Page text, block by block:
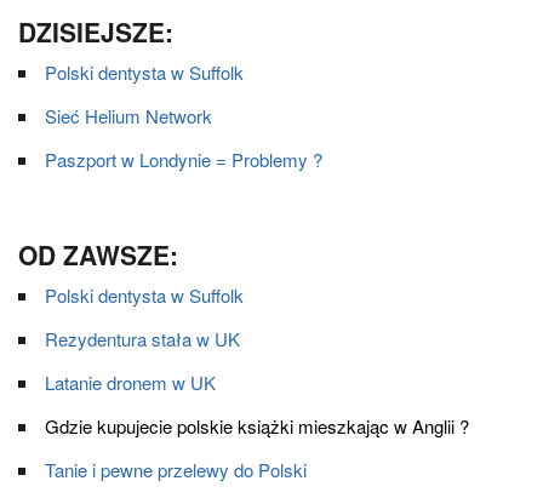
DZISIEJSZE:
Polski dentysta w Suffolk
Sieć Helium Network
Paszport w Londynie = Problemy ?
OD ZAWSZE:
Polski dentysta w Suffolk
Rezydentura stała w UK
Latanie dronem w UK
Gdzie kupujecie polskie książki mieszkając w Anglii ?
Tanie i pewne przelewy do Polski